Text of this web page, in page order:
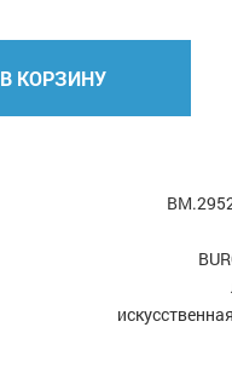
В КОРЗИНУ